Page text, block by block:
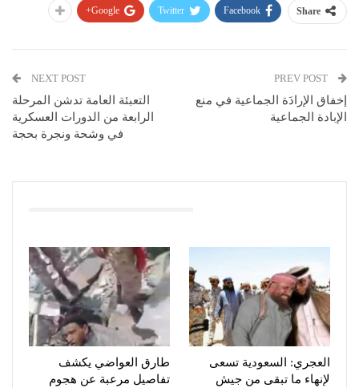
Share
Facebook
Twitter
Google+
إخفاق الإرادَة الجماعية في منع
الإبادة الجماعية
NEXT POST
التعبئة العامة تدشن المرحلة
الرابعة من الدورات العسكرية
في وشحة ونجرة بحجة
العجري: السعودية تسعى
لإنهاء ما تبقى من جيش
طارق العواضي يكشف
تفاصيل مرعبة عن هجوم